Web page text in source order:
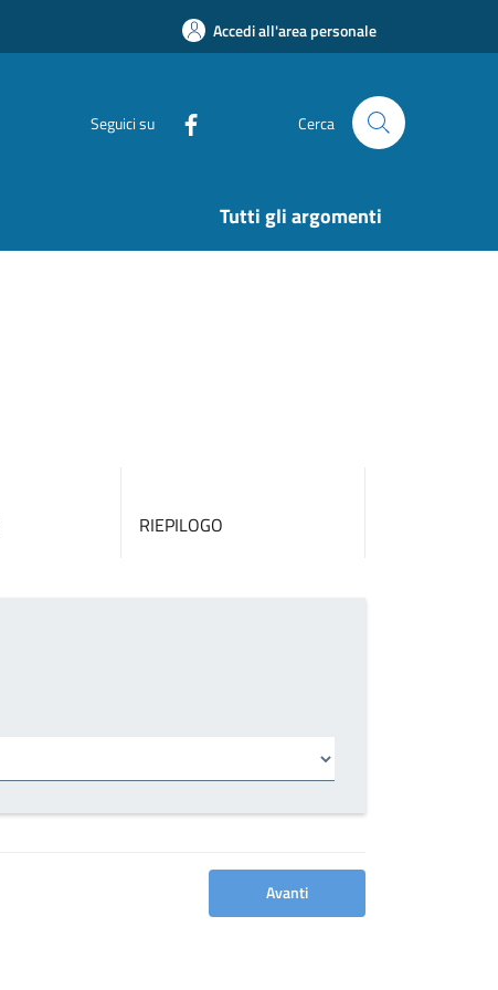
Accedi all'area personale
Seguici su Cerca
Tutti gli argomenti
RIEPILOGO
Avanti